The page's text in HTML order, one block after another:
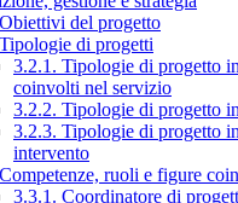
del progetto
di progetti
3.2.1. Tipologie di progetto
coinvolti nel servizio
3.2.2. Tipologie di progetto
3.2.3. Tipologie di progetto
intervento
ruoli e figure
3.3.1. Coordinatore di